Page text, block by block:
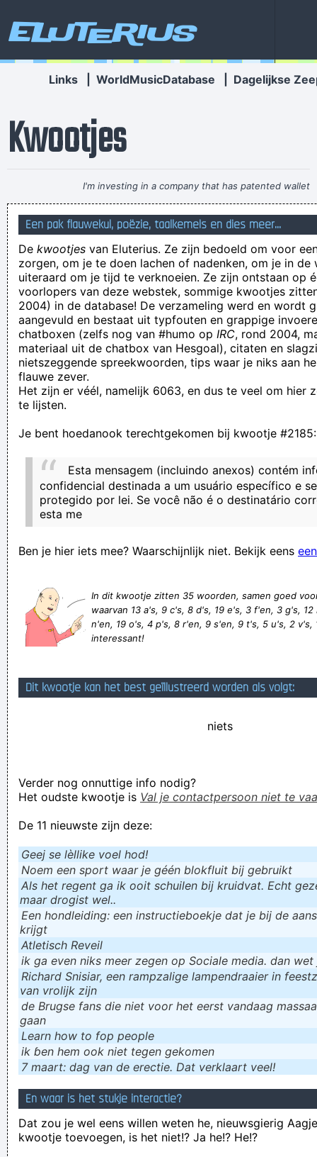
Eluterius
Links WorldMusicDatabase Dagelijkse
Kwootjes
I'm investing in a company that has patented wallet
technology that will deodorize currency That way people won
´ t have to deal with money that smells funny~ Moby
de meeuwen vliegen hoog, we houden het vandaag niet
droog
JA!! WADDIST!?!?
een vieze hond, likt aaan z'n kont, en daarna zn baasje aan zn
mond. Mijn wachtwoord is "wachtwoord"
ich wis nie da ich al gezeed haa da ich nie wis da ge gezee
haa da ich al gezee haa da ich nie wis da ge al ant vloere
waa?
worden, en dat werd het ook: ik kreeg diarree
De guitige getuige en de trage beklaagde stonden terecht
terecht
Zijn taak bestaat erin de truitjes aan te geven voor de
en Conceicao smijt het dan in diens gezicht.
vliegen goed kunnen gieren.
One of the inmates imitates his mate
Ik weet nooit zeker of ik clear gekomen ben of niet
Øttø Ødegørd, de zelfingenomen niksnut die ervan overtuigd
Verknoei je tijd op een nuttige manier!
Geej se lèllike voel hod!
Een pak flauwekul, poëzie, taalkemels en dies meer...
De kwootjes van Eluterius. Ze zijn bedoeld om voor
zorgen, om je te doen lachen of nadenken, om je in de
uiteraard om je tijd te verknoeien. Ze zijn ontstaan op
voorlopers van deze webstek, sommige kwootjes
2004) in de database! De verzameling werd en wordt
aangevuld en bestaat uit typfouten en grappige
chatboxen (zelfs nog van #humo op IRC, rond 2004,
materiaal uit de chatbox van Hesgoal), citaten en
nietszeggende spreekwoorden, tips waar je niks aan
flauwe zever.
Het zijn er véél, namelijk 6063, en dus te veel om hier
te lijsten.
Je bent hoedanook terechtgekomen bij kwootje #2185:
Esta mensagem (incluindo anexos) contém
confidencial destinada a um usuário específico e
protegido por lei. Se você não é o destinatário
esta me
Ben je hier iets mee? Waarschijnlijk niet. Bekijk eens
In dit kwootje zitten 35 woorden, samen goed
waarvan 13 a's, 9 c's, 8 d's, 19 e's, 3 f'en, 3 g's,
n'en, 19 o's, 4 p's, 8 r'en, 9 s'en, 9 t's, 5 u's, 2 v's,
interessant!
Dit kwootje kan het best geïllustreerd worden als volgt:
niets
Verder nog onnuttige info nodig?
Het oudste kwootje is Val je contactpersoon niet te
De 11 nieuwste zijn deze:
Geej se lèllike voel hod!
Noem een sport waar je géén blokfluit bij gebruikt
Als het regent ga ik ooit schuilen bij kruidvat. Echt
maar drogist wel..
Een hondleiding: een instructieboekje dat je bij de
krijgt
Atletisch Reveil
ik ga even niks meer zegen op Sociale media. dan
Richard Snisiar, een rampzalige lampendraaier in
van vrolijk zijn
de Brugse fans die niet voor het eerst vandaag
gaan
Learn how to fop people
ik ɓen hem ook niet tegen gekomen
7 maart: dag van de erectie. Dat verklaart veel!
En waar is het stukje interactie?
Dat zou je wel eens willen weten he, nieuwsgierig
kwootje toevoegen, is het niet!? Ja he!? He!?